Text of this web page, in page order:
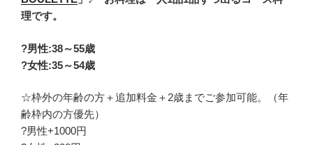
理です。
?男性:38～55歳
?女性:35～54歳
☆枠外の年齢の方＋追加料金＋2歳までご参加可能。（年
齢枠内の方優先）
?男性+1000円